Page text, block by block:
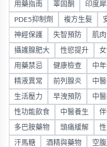
用藥指南 睪固酮 印度
PDE5抑制劑 複方生髮
神經保護 失智預防 肌
攝護腺肥大 性慾提升
用藥禁忌 健康檢查 中
精液異常 前列腺炎 中
生活壓力 早洩預防 中
性功能飲食 中醫養生
多巴胺藥物 頭痛緩解
汗馬糖 酒精與藥物 空